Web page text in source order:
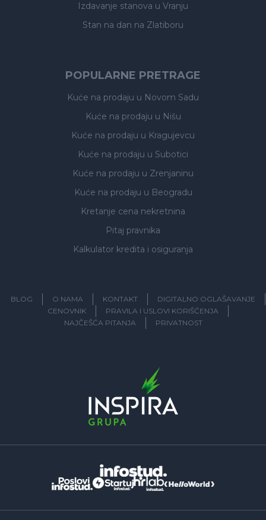
Izdavanje stanova u Vranju
Stan na dan na Zlatiboru
POPULARNE PRETRAGE
Kuće na prodaju u Novom Sadu
Kuće na prodaju u Nišu
Kuće na prodaju u Kragujevcu
Kuće na prodaju u Subotici
Kuće na prodaju u Zrenjaninu
Kuće na prodaju u Beogradu
Kretanje cena nekretnina
Pitaj pravnika
Kalkulator kredita i osiguranja
BLOG O NAMA KONTAKT
DIGITALNO OGLAŠAVANJE
CENOVNIK
PRAVILA I USLOVI KORIŠĆENJA
NAJČEŠĆA PITANJA
PRIVATNOST